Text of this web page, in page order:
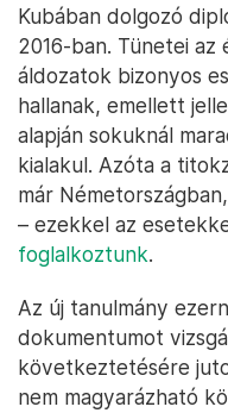
Kubában dolgozó
2016-ban. Tünetei az
áldozatok bizonyos
hallanak, emellett
alapján sokuknál
kialakul. Azóta a
már
– ezekkel az
foglalkoztunk.
Az új tanulmány
dokumentumot
következtetésére
nem magyarázható